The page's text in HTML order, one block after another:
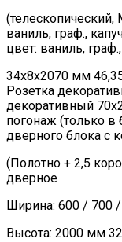
ваниль, граф.,
цвет: ваниль,
34х8х2070 мм
Розетка
декоративный
погонаж (только в
дверного блока с
(Полотно + 2,5
дверное
Ширина: 600 / 700
Высота: 2000 мм